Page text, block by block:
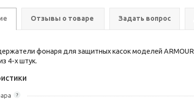
Отзывы о товаре Задать вопрос
фонаря для защитных касок моделейARMOUR
4-х штук.
?